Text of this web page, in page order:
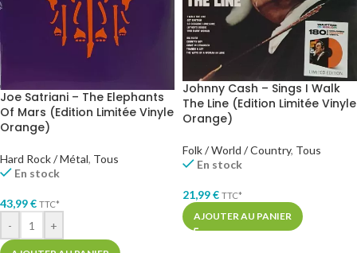
Joe Satriani – The Elephants
Of Mars (Edition Limitée Vinyle
Orange)
Hard Rock / Métal, Tous
En stock
43,99€ TTC*
- +
Johnny Cash – Sings I Walk
The Line (Edition Limitée Vinyle
Orange)
Folk / World / Country, Tous
En stock
21,99€ TTC*
AJOUTER AU PANIER